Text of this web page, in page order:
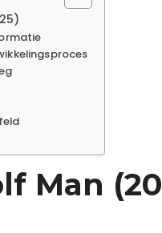
Man